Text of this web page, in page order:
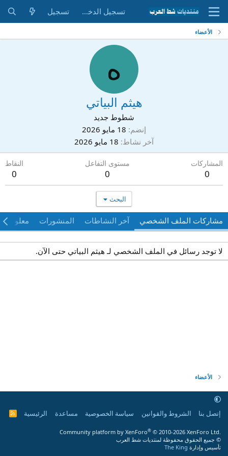
تسجيل الدخول تسجيل
الأعضاء
ه
هيثم البياتي
شطوط جديد
إنضم 18 مايو 2026
آخر نشاط 18 مايو 2026
المشاركات
0
مستوى التفاعل
0
النقاط
0
البحث
مشاركات الملف الشخصي آخر النشاطات المنشورات معلومات
لا توجد رسائل في الملف الشخصي لـ هيثم البياتي حتى الآن.
الأعضاء
إتصل بنا الشروط والقوانين سياسة الخصوصية مساعدة الرئيسية
R
Community platform by XenForo® © 2010-2026 XenForo Ltd.
© جميع الحقوق محفوظة لمنتديات شط العرب
تأسيس وإدارة The King